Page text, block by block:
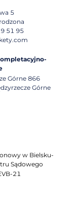
5
51 95
Górne 866
Górne
w Bielsku-
Sądowego
21